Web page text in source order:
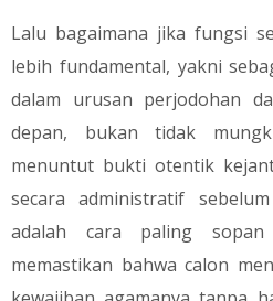
​Lalu bagaimana jika fungsi
lebih fundamental, yakni
dalam urusan perjodohan
depan, bukan tidak
menuntut bukti otentik
secara administratif
adalah cara paling
memastikan bahwa calon